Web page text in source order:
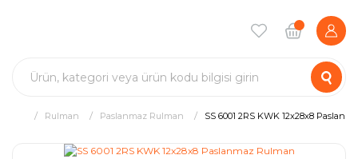
Rulman Paslanmaz Rulman SS 6001 2RS KWK 12x28x8